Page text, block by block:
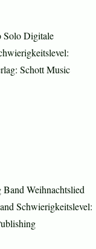
Solo Digitale
Schott Music
Weihnachtslied
Schwierigkeitslevel: